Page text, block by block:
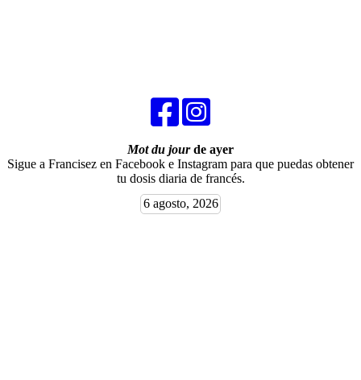
Mot du jourde ayer
Sigue a Francisez en Facebook e Instagram para que puedas obtener
tu dosis diaria de francés.
6 agosto, 2026